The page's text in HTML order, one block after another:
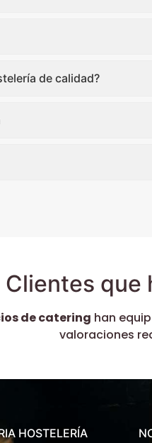
de calidad?
que
de catering han
valoraciones
HOSTELERÍA